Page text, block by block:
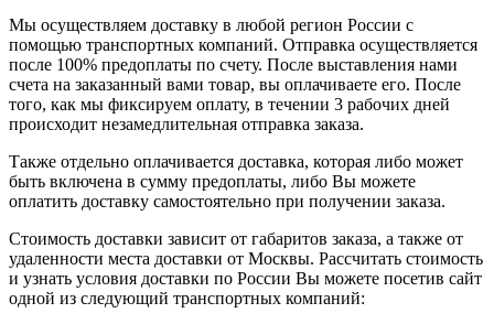
Мы осуществляем доставку в любой регион России с
помощью транспортных компаний. Отправка осуществляется
после 100% предоплаты по счету. После выставления нами
счета на заказанный вами товар, вы оплачиваете его. После
того, как мы фиксируем оплату, в течении 3 рабочих дней
происходит незамедлительная отправка заказа.
Также отдельно оплачивается доставка, которая либо может
быть включена в сумму предоплаты, либо Вы можете
оплатить доставку самостоятельно при получении заказа.
Стоимость доставки зависит от габаритов заказа, а также от
удаленности места доставки от Москвы. Рассчитать стоимость
и узнать условия доставки по России Вы можете посетив сайт
одной из следующий транспортных компаний: